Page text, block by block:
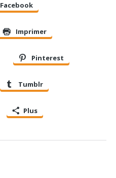
Facebook
Imprimer
Pinterest
Tumblr
Plus